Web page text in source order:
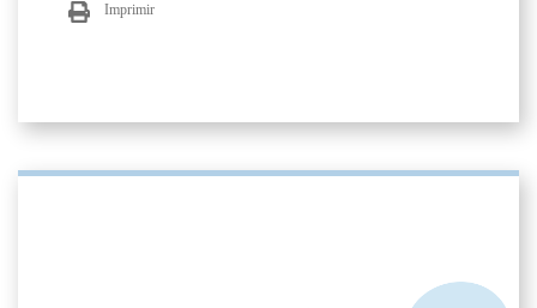
Imprimir